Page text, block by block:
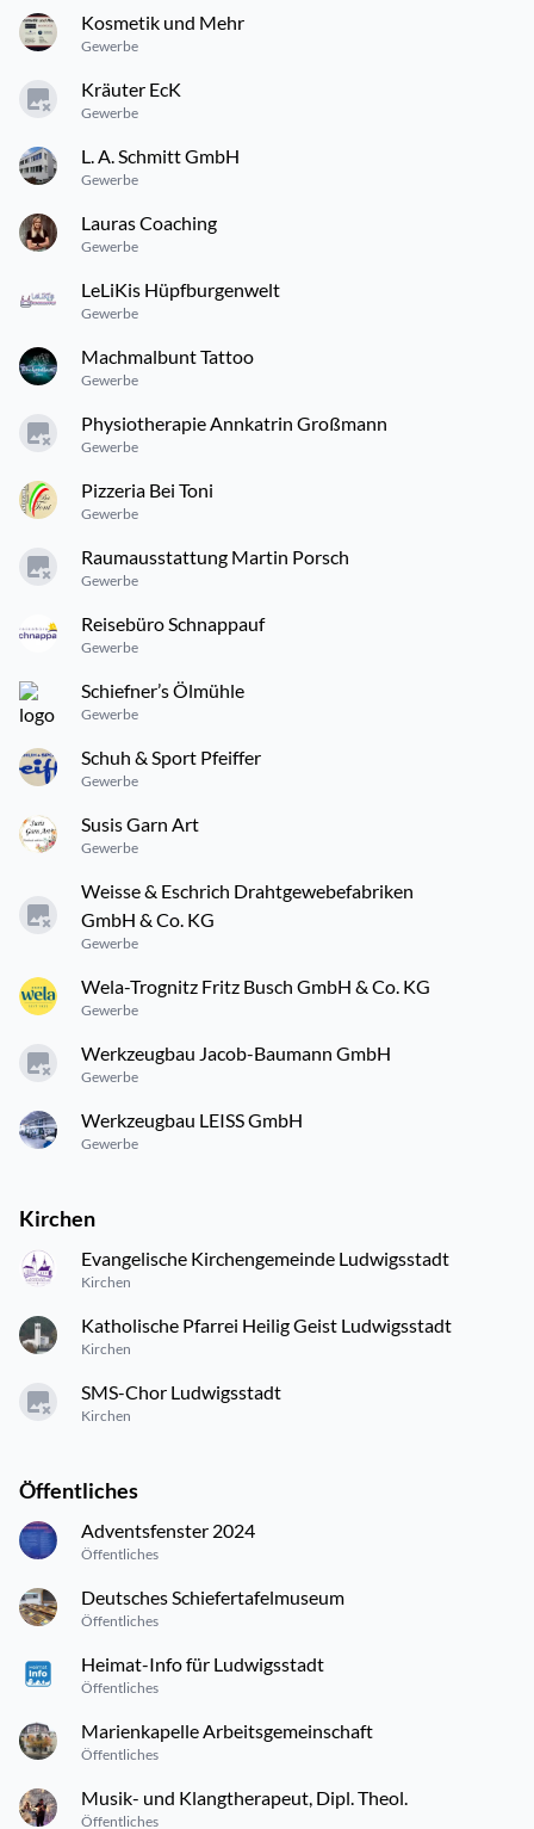
Kosmetik und Mehr
Gewerbe
Kräuter EcK
Gewerbe
L. A. Schmitt GmbH
Gewerbe
Lauras Coaching
Gewerbe
LeLiKis Hüpfburgenwelt
Gewerbe
Machmalbunt Tattoo
Gewerbe
Physiotherapie Annkatrin Großmann
Gewerbe
Pizzeria Bei Toni
Gewerbe
Raumausstattung Martin Porsch
Gewerbe
Reisebüro Schnappauf
Gewerbe
Schiefner’s Ölmühle
Gewerbe
Schuh & Sport Pfeiffer
Gewerbe
Susis Garn Art
Gewerbe
Weisse & Eschrich Drahtgewebefabriken
GmbH & Co. KG
Gewerbe
Wela-Trognitz Fritz Busch GmbH & Co. KG
Gewerbe
Werkzeugbau Jacob-Baumann GmbH
Gewerbe
Werkzeugbau LEISS GmbH
Gewerbe
Kirchen
Evangelische Kirchengemeinde Ludwigsstadt
Kirchen
Katholische Pfarrei Heilig Geist Ludwigsstadt
Kirchen
SMS-Chor Ludwigsstadt
Kirchen
Öffentliches
Adventsfenster 2024
Öffentliches
Deutsches Schiefertafelmuseum
Öffentliches
Heimat-Info für Ludwigsstadt
Öffentliches
Marienkapelle Arbeitsgemeinschaft
Öffentliches
Musik- und Klangtherapeut, Dipl. Theol.
Öffentliches